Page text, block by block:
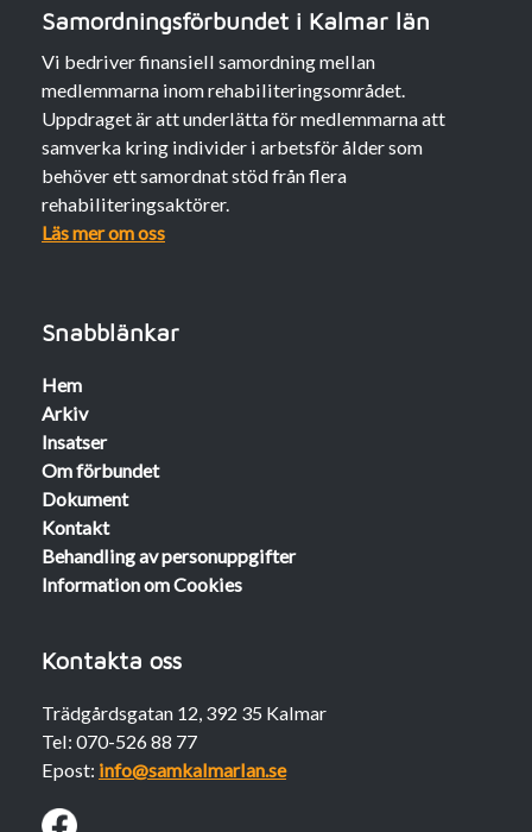
Samordningsförbundet i Kalmar län
Vi bedriver finansiell samordning mellan
medlemmarna inom rehabiliteringsområdet.
Uppdraget är att underlätta för medlemmarna att
samverka kring individer i arbetsför ålder som
behöver ett samordnat stöd från flera
rehabiliteringsaktörer.
Läs mer om oss
Snabblänkar
Hem
Arkiv
Insatser
Om förbundet
Dokument
Kontakt
Behandling av personuppgifter
Information om Cookies
Kontakta oss
Trädgårdsgatan 12, 392 35 Kalmar
Tel: 070-526 88 77
Epost: info@samkalmarlan.se